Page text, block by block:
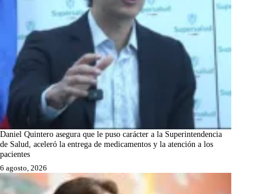
Daniel Quintero asegura que le puso carácter a la Superintendencia
de Salud, aceleró la entrega de medicamentos y la atención a los
pacientes
6 agosto, 2026